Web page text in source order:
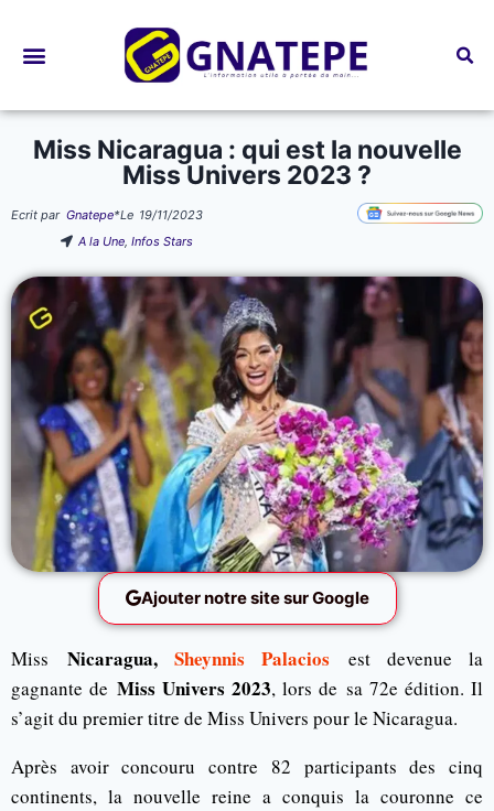
Miss Nicaragua : qui est la nouvelle
Miss Univers 2023 ?
Ecrit par Gnatepe*Le 19/11/2023
A la Une,Infos Stars
Ajouter notre site sur Google
Miss Nicaragua, Sheynnis Palacios est devenue la
gagnante de Miss Univers 2023, lors de sa 72e édition. Il
s’agit du premier titre de Miss Univers pour le Nicaragua.
Après avoir concouru contre 82 participants des cinq
continents, la nouvelle reine a conquis la couronne ce